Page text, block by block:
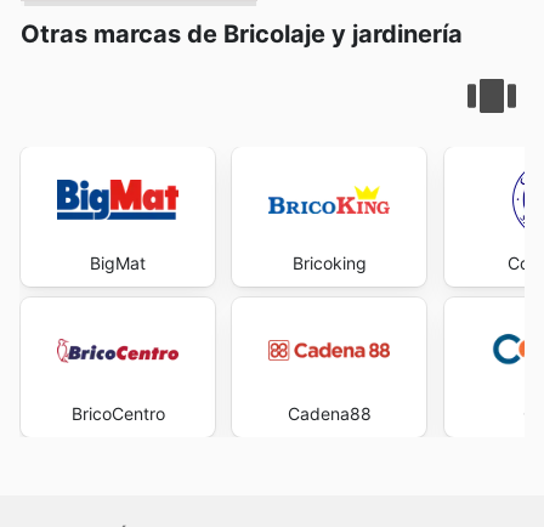
Otras marcas de Bricolaje y jardinería
BigMat
BricoCentro
Bricoking
Cadena88